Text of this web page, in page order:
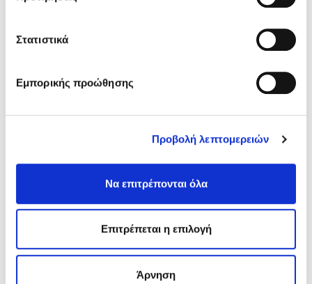
Στατιστικά
Εμπορικής προώθησης
Προβολή λεπτομερειών
Να επιτρέπονται όλα
Επιτρέπεται η επιλογή
Άρνηση
Ταπετσαρίες